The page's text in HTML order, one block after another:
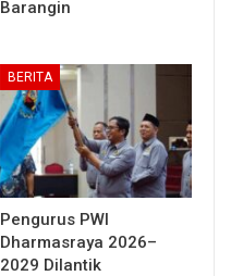
Barangin
BERITA
Pengurus PWI
Dharmasraya 2026–
2029 Dilantik